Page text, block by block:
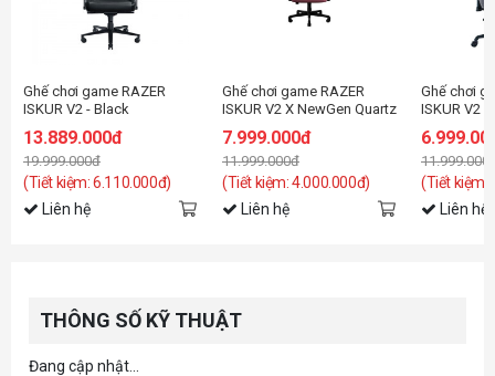
Ghế chơi game RAZER
ISKUR V2 - Black
13.889.000đ
19.999.000đ
(Tiết kiệm: 6.110.000đ)
Liên hệ
Ghế chơi game RAZER
ISKUR V2 X NewGen Quartz
7.999.000đ
11.999.000đ
(Tiết kiệm: 4.000.000đ)
Liên hệ
Ghế chơi
ISKUR V2
(Tiết kiệm:
Liên hệ
THÔNG SỐ KỸ THUẬT
Đang cập nhật...